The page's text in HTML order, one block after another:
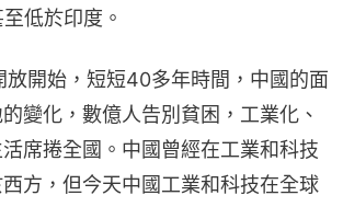
低於印度。
放開始，短短40多年時間，中國的面
變化，數億人告別貧困，工業化、
席捲全國。中國曾經在工業和科技
方，但今天中國工業和科技在全球